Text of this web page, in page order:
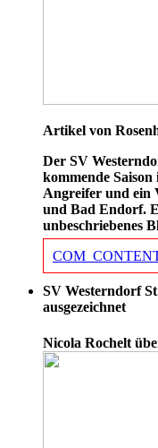
Artikel von
Der SV
kommende
Angreifer und ein
und Bad Endorf.
unbeschriebenes
SV Westerndorf
ausgezeichnet
Nicola Rochelt